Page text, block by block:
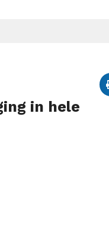
in hele